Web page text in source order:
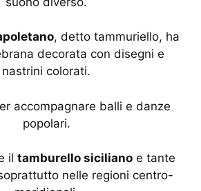
, detto tammuriello, ha
decorata con disegni e
nastrini colorati.
accompagnare balli e danze
popolari.
il tamburello siciliano e tante
nelle regioni centro-